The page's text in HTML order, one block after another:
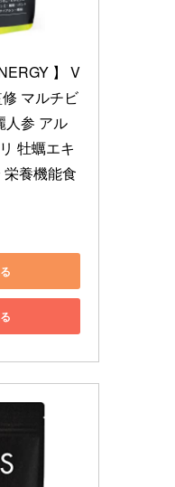
】 V
マルチビ
人参 アル
牡蠣エキ
養機能食